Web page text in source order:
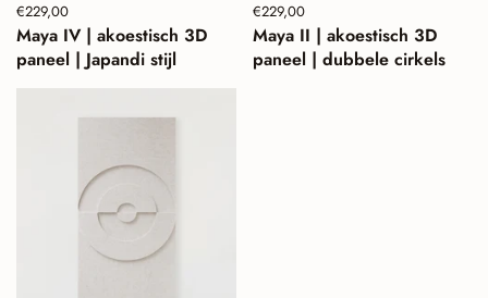
Prijs:
€229,00
Maya IV | akoestisch 3D
paneel | Japandi stijl
Prijs:
€229,00
Maya II | akoestisch 3D
paneel | dubbele cirkels